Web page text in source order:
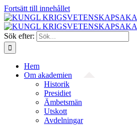
Fortsätt till innehållet
Sök efter:
Hem
Om akademien
Historik
Presidiet
Ämbetsmän
Utskott
Avdelningar